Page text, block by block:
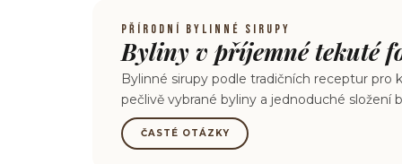
PŘÍRODNÍ BYLINNÉ SIRUPY
Byliny v příjemné tekuté
Bylinné sirupy podle tradičních receptur
pečlivě vybrané byliny a jednoduché složení
ČASTÉ OTÁZKY